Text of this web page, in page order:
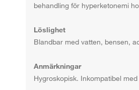
behandling för hyperketonemi
Löslighet
Blandbar med vatten, bensen,
Anmärkningar
Hygroskopisk. Inkompatibel